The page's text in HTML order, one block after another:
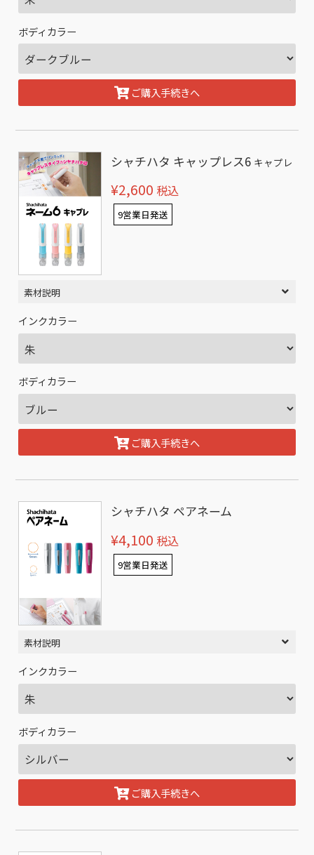
ボディカラー
ご購入手続きへ
シャチハタ キャップレス6 キャプレ
¥2,600 税込
9営業日発送
素材説明
インクカラー
ボディカラー
ご購入手続きへ
シャチハタ ペアネーム
¥4,100 税込
9営業日発送
素材説明
インクカラー
ボディカラー
ご購入手続きへ